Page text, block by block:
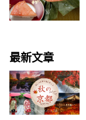
最新文章